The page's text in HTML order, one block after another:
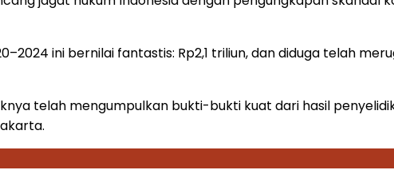
ini bernilai fantastis: Rp2,1 triliun, dan diduga telah
telah mengumpulkan bukti-bukti kuat dari hasil